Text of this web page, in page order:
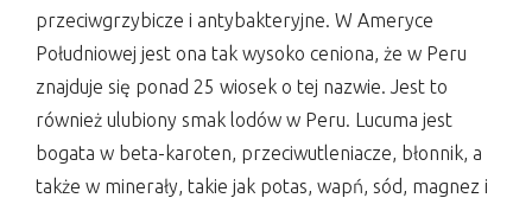
przeciwgrzybicze i antybakteryjne. W Ameryce
Południowej jest ona tak wysoko ceniona, że w Peru
znajduje się ponad 25 wiosek o tej nazwie. Jest to
również ulubiony smak lodów w Peru. Lucuma jest
bogata w beta-karoten, przeciwutleniacze, błonnik, a
także w minerały, takie jak potas, wapń, sód, magnez i